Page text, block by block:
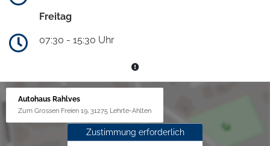
Freitag
07:30 - 15:30 Uhr
Autohaus Rahlves
Zum Grossen Freien 19, 31275 Lehrte-Ahlten
Zustimmung erforderlich